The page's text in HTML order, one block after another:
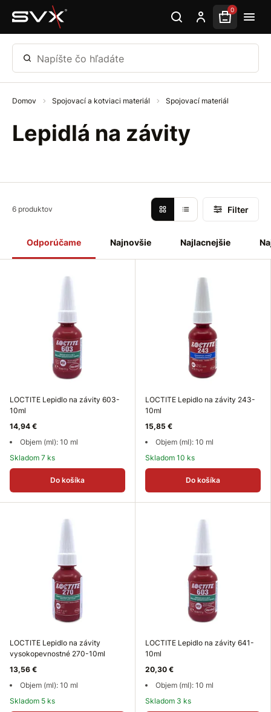
Preskočiť na hlavný obsah 0
Napíšte čo hľadáte
Domov Spojovací a kotviaci materiál Spojovací materiál
Lepidlá na závity
Odporúčame Najnovšie Najlacnejšie
6 produktov Filter
LOCTITE Lepidlo na závity 603-
10ml
14,94 €
Objem (ml): 10 ml
Skladom 7 ks
Do košíka
LOCTITE Lepidlo na závity 243-
10ml
15,85 €
Objem (ml): 10 ml
Skladom 10 ks
Do košíka
LOCTITE Lepidlo na závity
vysokopevnostné 270-10ml
13,56 €
Objem (ml): 10 ml
Skladom 5 ks
LOCTITE Lepidlo na závity 641-
10ml
20,30 €
Objem (ml): 10 ml
Skladom 3 ks